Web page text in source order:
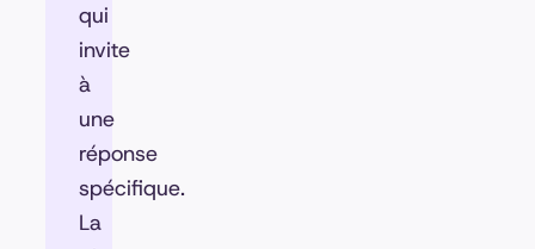
qui
invite
à
une
réponse
spécifique.
La